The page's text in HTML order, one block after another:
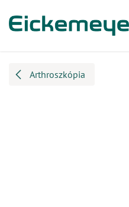
Arthroszkópia